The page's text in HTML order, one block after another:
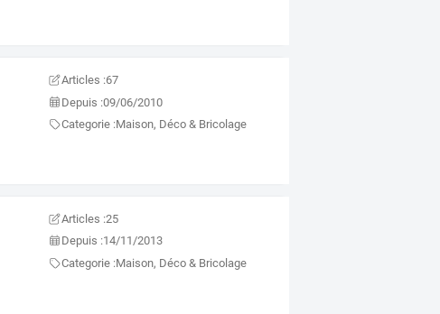
Articles :67
Depuis :09/06/2010
Categorie :Maison, Déco & Bricolage
Articles :25
Depuis :14/11/2013
Categorie :Maison, Déco & Bricolage